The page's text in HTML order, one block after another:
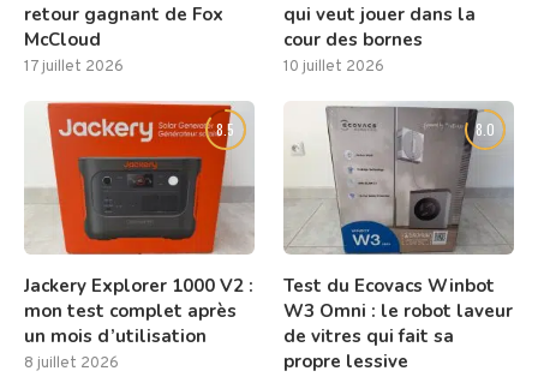
retour gagnant de Fox
McCloud
17 juillet 2026
qui veut jouer dans la
cour des bornes
10 juillet 2026
8.5
Jackery Explorer 1000 V2 :
mon test complet après
un mois d’utilisation
8 juillet 2026
8.0
Test du Ecovacs Winbot
W3 Omni : le robot laveur
de vitres qui fait sa
propre lessive